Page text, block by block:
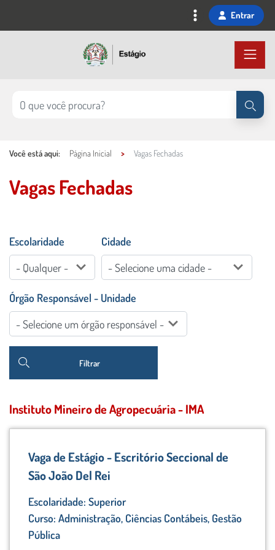
Entrar
Você está aqui: Página Inicial Vagas Fechadas
Vagas Fechadas
Conteúdo Principal
Escolaridade Cidade
Órgão Responsável - Unidade
Filtrar
Instituto Mineiro de Agropecuária - IMA
Vaga de Estágio - Escritório Seccional de
São João Del Rei
Escolaridade: Superior
Curso: Administração, Ciências Contábeis, Gestão
Pública